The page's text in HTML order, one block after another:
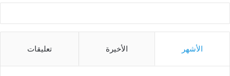
الأشهر الأخيرة تعليقات